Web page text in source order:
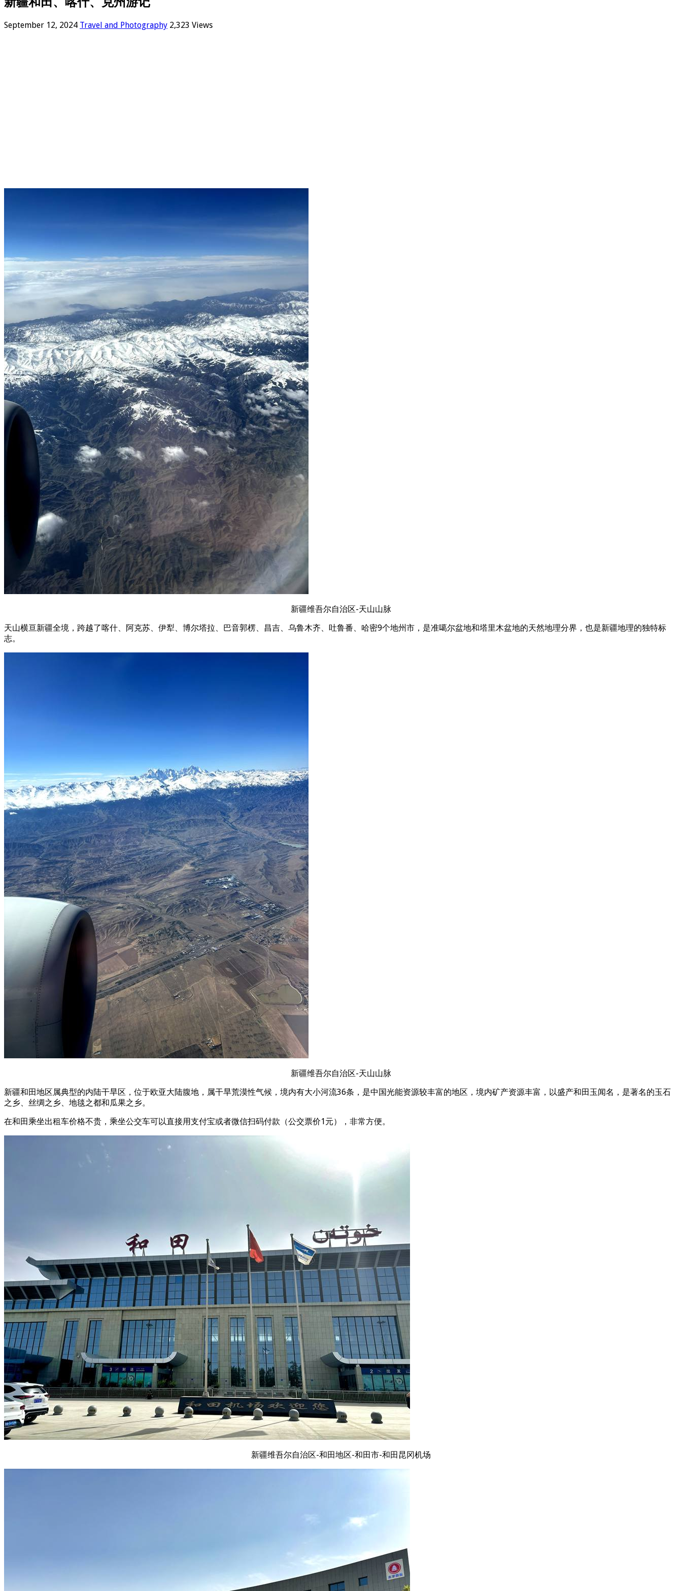
September 12, 2024 Travel and Photography 2,323 Views
新疆维吾尔自治区-天山山脉
天山横亘新疆全境，跨越了喀什、阿克苏、伊犁、博尔塔拉、巴音郭楞、昌吉、乌鲁木齐、吐鲁番、哈密9个地州市，是准噶尔盆地和塔里木盆地的天然地理分界，也是新疆地理的独特标
志。
新疆维吾尔自治区-天山山脉
新疆和田地区属典型的内陆干旱区，位于欧亚大陆腹地，属干旱荒漠性气候，境内有大小河流36条，是中国光能资源较丰富的地区，境内矿产资源丰富，以盛产和田玉闻名，是著名的玉石
之乡、丝绸之乡、地毯之都和瓜果之乡。
在和田乘坐出租车价格不贵，乘坐公交车可以直接用支付宝或者微信扫码付款（公交票价1元），非常方便。
新疆维吾尔自治区-和田地区-和田市-和田昆冈机场